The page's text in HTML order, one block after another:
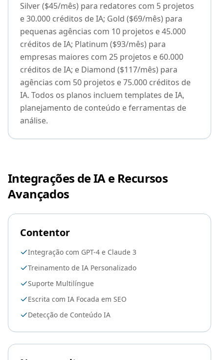
Silver ($45/mês) para redatores com 5 projetos
e 30.000 créditos de IA; Gold ($69/mês) para
pequenas agências com 10 projetos e 45.000
créditos de IA; Platinum ($93/mês) para
empresas maiores com 25 projetos e 60.000
créditos de IA; e Diamond ($117/mês) para
agências com 50 projetos e 75.000 créditos de
IA. Todos os planos incluem templates de IA,
planejamento de conteúdo e ferramentas de
análise.
Integrações de IA e Recursos
Avançados
Contentor
Integração com GPT-4 e Claude 3
Treinamento de IA Personalizado
Suporte Multilíngue
Escrita com IA Focada em SEO
Detecção de Conteúdo IA